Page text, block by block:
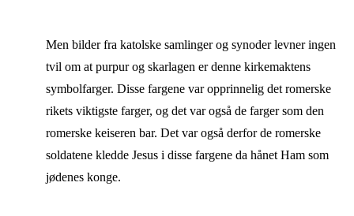
Men bilder fra katolske samlinger og synoder levner ingen
tvil om at purpur og skarlagen er denne kirkemaktens
symbolfarger. Disse fargene var opprinnelig det romerske
rikets viktigste farger, og det var også de farger som den
romerske keiseren bar. Det var også derfor de romerske
soldatene kledde Jesus i disse fargene da hånet Ham som
jødenes konge.